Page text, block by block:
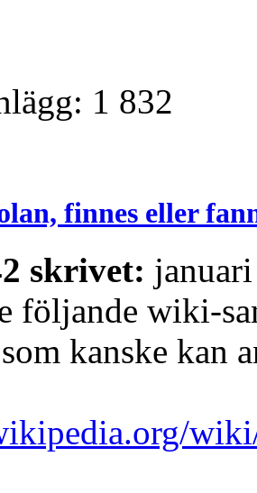
1 832
finnes eller
skrivet:
följande wiki-
kanske kan